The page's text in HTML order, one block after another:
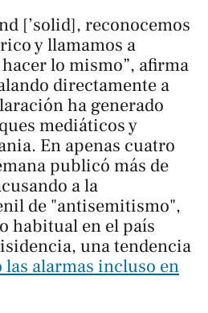
[’solid], reconocemos
y llamamos a
lo mismo”, afirma
directamente a
ha generado
mediáticos y
En apenas cuatro
publicó más de
a la
de "antisemitismo",
habitual en el país
una tendencia
las alarmas incluso en